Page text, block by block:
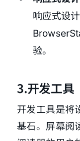
响应式设
验。
3.开发工具
开发工具是将
基石。屏幕阅